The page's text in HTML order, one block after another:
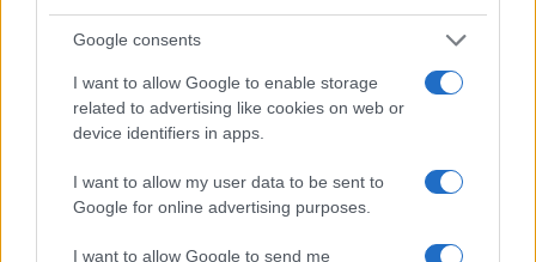
Google consents
I want to allow Google to enable storage
related to advertising like cookies on web or
device identifiers in apps.
I want to allow my user data to be sent to
Google for online advertising purposes.
I want to allow Google to send me
Πιο δημοφιλή
η πλατφόρμα – Ποια ΑΦΜ προηγούνται
στις αιτήσεις
Κυψέλη: Ο περίεργος ηλικιωμένος και το